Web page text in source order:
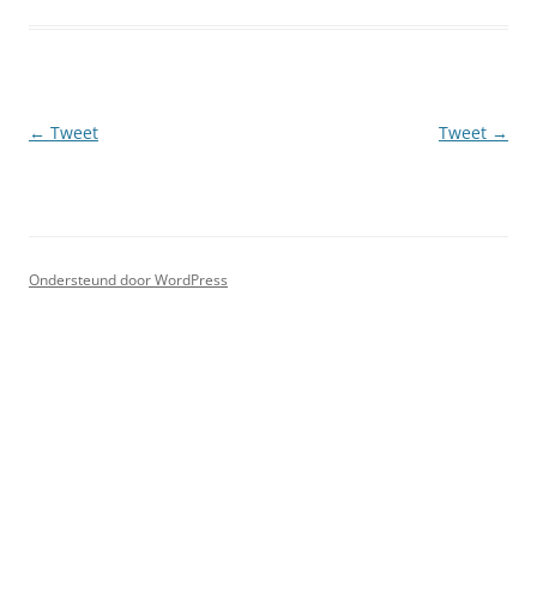
Berichtnavigatie
← Tweet Tweet →
Ondersteund door WordPress